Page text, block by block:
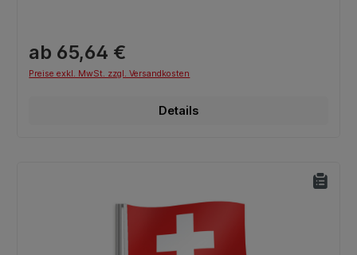
ab 65,64 €
Preise exkl. MwSt. zzgl. Versandkosten
Details